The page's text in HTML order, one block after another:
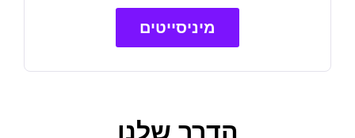
מיניסייטים
הדרך שלנו